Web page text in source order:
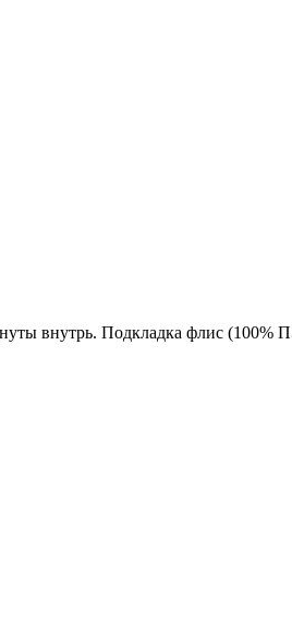
внутрь. Подкладка флис (100%